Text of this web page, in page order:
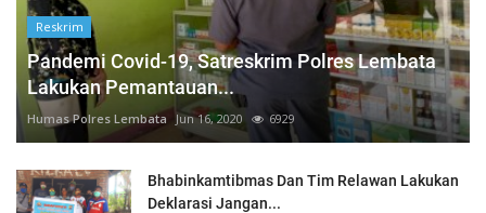
Reskrim
Pandemi Covid-19, Satreskrim Polres Lembata
Lakukan Pemantauan...
Humas Polres Lembata Jun 16, 2020 6929
Bhabinkamtibmas Dan Tim Relawan Lakukan
Deklarasi Jangan...